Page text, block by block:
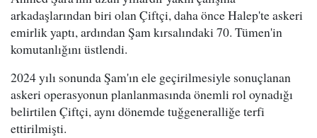
arkadaşlarından biri olan Çiftçi, daha önce Halep'te askeri
emirlik yaptı, ardından Şam kırsalındaki 70. Tümen'in
komutanlığını üstlendi.
2024 yılı sonunda Şam'ın ele geçirilmesiyle sonuçlanan
askeri operasyonun planlanmasında önemli rol oynadığı
belirtilen Çiftçi, aynı dönemde tuğgeneralliğe terfi
ettirilmişti.